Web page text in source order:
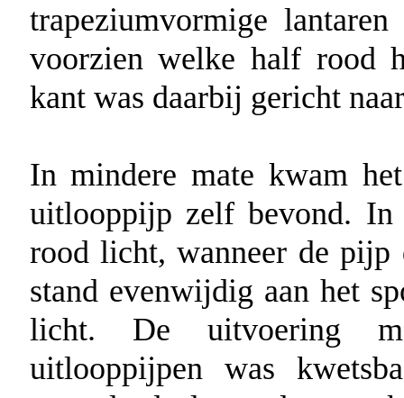
trapeziumvormige
voorzien welke half rood
kant was daarbij gericht
In mindere mate kwam
uitlooppijp zelf bevond. In
rood licht, wanneer de
stand evenwijdig aan het
licht. De uitvoering
uitlooppijpen was